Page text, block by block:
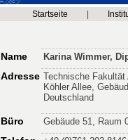
Startseite
Name Karina Wimmer,
Adresse Technische Fakultät
Köhler Allee,
Deutschland
Büro Gebäude 51, Raum